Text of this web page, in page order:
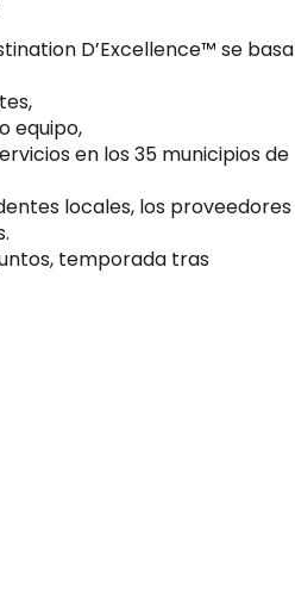
D’Excellence™ se basa
equipo,
en los 35 municipios de
locales, los proveedores
temporada tras